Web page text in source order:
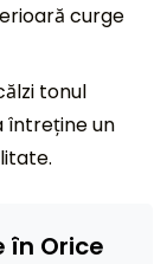
curge
tonul
întreține un
în Orice